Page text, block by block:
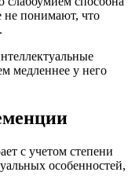
не понимают, что
медленнее у него
с учетом степени
особенностей,